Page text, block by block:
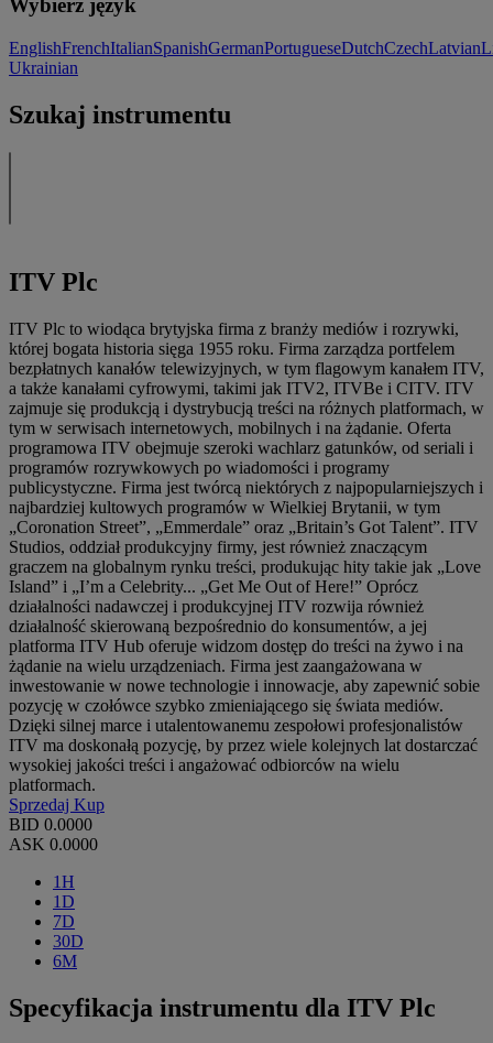
Wybierz język
EnglishFrenchItalianSpanishGermanPortugueseDutchCzechLatvian
Ukrainian
Szukaj instrumentu
ITV Plc
ITV Plc to wiodąca brytyjska firma z branży mediów i rozrywki,
której bogata historia sięga 1955 roku. Firma zarządza portfelem
bezpłatnych kanałów telewizyjnych, w tym flagowym kanałem ITV,
a także kanałami cyfrowymi, takimi jak ITV2, ITVBe i CITV. ITV
zajmuje się produkcją i dystrybucją treści na różnych platformach, w
tym w serwisach internetowych, mobilnych i na żądanie. Oferta
programowa ITV obejmuje szeroki wachlarz gatunków, od seriali i
programów rozrywkowych po wiadomości i programy
publicystyczne. Firma jest twórcą niektórych z najpopularniejszych i
najbardziej kultowych programów w Wielkiej Brytanii, w tym
„Coronation Street”, „Emmerdale” oraz „Britain’s Got Talent”. ITV
Studios, oddział produkcyjny firmy, jest również znaczącym
graczem na globalnym rynku treści, produkując hity takie jak „Love
Island” i „I’m a Celebrity... „Get Me Out of Here!” Oprócz
działalności nadawczej i produkcyjnej ITV rozwija również
działalność skierowaną bezpośrednio do konsumentów, a jej
platforma ITV Hub oferuje widzom dostęp do treści na żywo i na
żądanie na wielu urządzeniach. Firma jest zaangażowana w
inwestowanie w nowe technologie i innowacje, aby zapewnić sobie
pozycję w czołówce szybko zmieniającego się świata mediów.
Dzięki silnej marce i utalentowanemu zespołowi profesjonalistów
ITV ma doskonałą pozycję, by przez wiele kolejnych lat dostarczać
wysokiej jakości treści i angażować odbiorców na wielu
platformach.
Sprzedaj Kup
BID 0.0000
ASK 0.0000
1H
1D
7D
30D
6M
Specyfikacja instrumentu dla ITV Plc